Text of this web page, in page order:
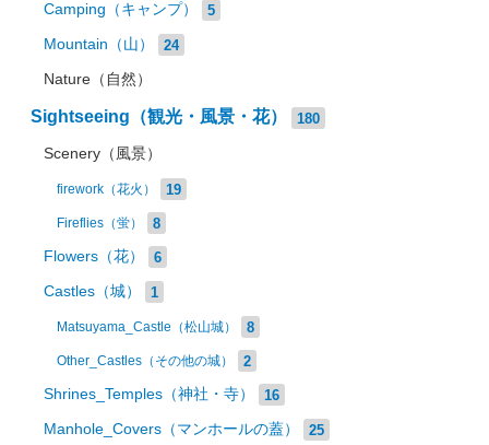
Camping（キャンプ） 5
Mountain（山） 24
Nature（自然）
Sightseeing（観光・風景・花） 180
Scenery（風景）
firework（花火） 19
Fireflies（蛍） 8
Flowers（花） 6
Castles（城） 1
Matsuyama_Castle（松山城） 8
Other_Castles（その他の城） 2
Shrines_Temples（神社・寺） 16
Manhole_Covers（マンホールの蓋） 25